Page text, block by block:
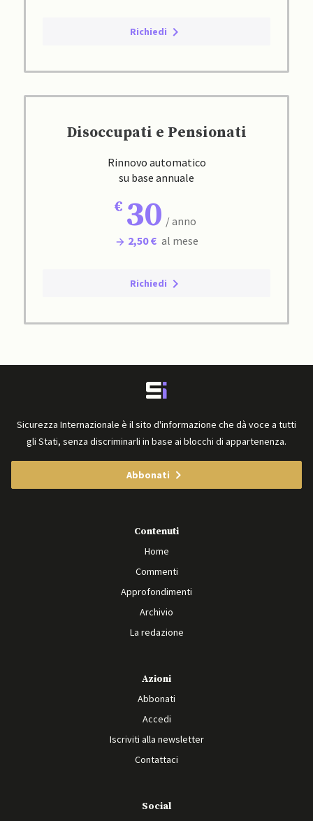
Richiedi
Disoccupati e Pensionati
Rinnovo automatico
su base annuale
30 / anno
2,50 € al mese
Richiedi
Sicurezza Internazionale è il sito d'informazione che dà voce a tutti
gli Stati, senza discriminarli in base ai blocchi di appartenenza.
Abbonati
Contenuti
Home
Commenti
Approfondimenti
Archivio
La redazione
Azioni
Abbonati
Accedi
Iscriviti alla newsletter
Contattaci
Social